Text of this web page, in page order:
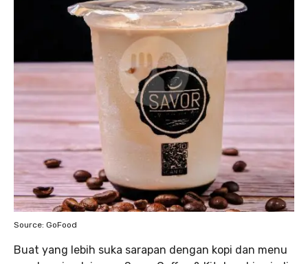
Source: GoFood
Buat yang lebih suka sarapan dengan kopi dan menu